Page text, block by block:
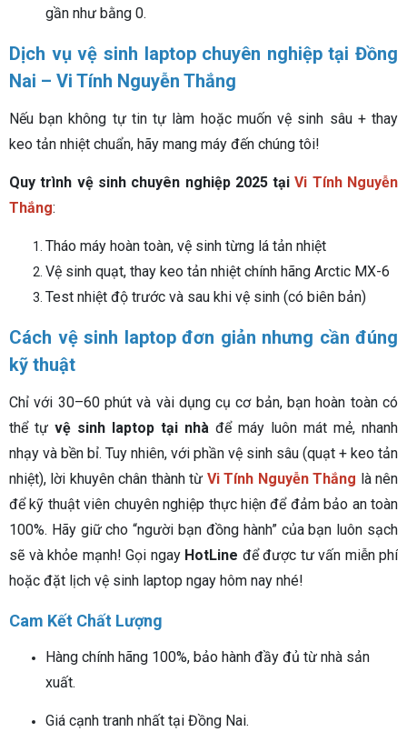
gần như bằng 0.
Dịch vụ vệ sinh laptop chuyên nghiệp tại Đồng
Nai – Vi Tính Nguyễn Thắng
Nếu bạn không tự tin tự làm hoặc muốn vệ sinh sâu + thay
keo tản nhiệt chuẩn, hãy mang máy đến chúng tôi!
Quy trình vệ sinh chuyên nghiệp 2025 tạiVi Tính Nguyễn
Thắng:
Tháo máy hoàn toàn, vệ sinh từng lá tản nhiệt
Vệ sinh quạt, thay keo tản nhiệt chính hãng Arctic MX-6
Test nhiệt độ trước và sau khi vệ sinh (có biên bản)
Cách vệ sinh laptop đơn giản nhưng cần đúng
kỹ thuật
Chỉ với 30–60 phút và vài dụng cụ cơ bản, bạn hoàn toàn có
thể tự vệ sinh laptop tại nhà để máy luôn mát mẻ, nhanh
nhạy và bền bỉ. Tuy nhiên, với phần vệ sinh sâu (quạt + keo tản
nhiệt), lời khuyên chân thành từ Vi Tính Nguyễn Thắng là nên
để kỹ thuật viên chuyên nghiệp thực hiện để đảm bảo an toàn
100%. Hãy giữ cho “người bạn đồng hành” của bạn luôn sạch
sẽ và khỏe mạnh! Gọi ngay HotLine để được tư vấn miễn phí
hoặc đặt lịch vệ sinh laptop ngay hôm nay nhé!
Cam Kết Chất Lượng
Hàng chính hãng 100%, bảo hành đầy đủ từ nhà sản
xuất.
Giá cạnh tranh nhất tại Đồng Nai.